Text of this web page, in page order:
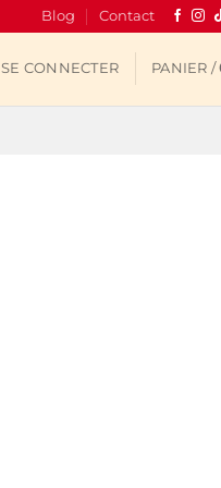
Blog Contact
SE CONNECTER PANIER /